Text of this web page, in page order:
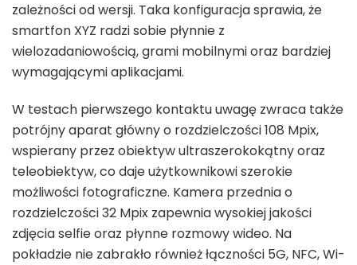
zależności od wersji. Taka konfiguracja sprawia, że
smartfon XYZ radzi sobie płynnie z
wielozadaniowością, grami mobilnymi oraz bardziej
wymagającymi aplikacjami.
W testach pierwszego kontaktu uwagę zwraca także
potrójny aparat główny o rozdzielczości 108 Mpix,
wspierany przez obiektyw ultraszerokokątny oraz
teleobiektyw, co daje użytkownikowi szerokie
możliwości fotograficzne. Kamera przednia o
rozdzielczości 32 Mpix zapewnia wysokiej jakości
zdjęcia selfie oraz płynne rozmowy wideo. Na
pokładzie nie zabrakło również łączności 5G, NFC, Wi-